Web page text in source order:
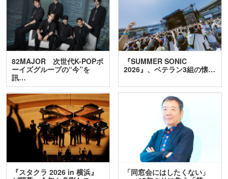
82MAJOR 次世代K-POPボ
ーイズグループの“今”を
訊…
『SUMMER SONIC
2026』、ベテラン3組の懐…
『スタクラ 2026 in 横浜』
「同窓会にはしたくない」